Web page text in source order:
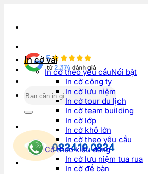
Tìm
kiếm:
0834.19.0834
In cờ vải
In cờ theo yêu cầu
In cờ công ty
In cờ lưu niệm
In cờ tour du lịch
In cờ team building
In cờ lớp
In cờ khổ lớn
In cờ theo yêu cầu
Cờ theo kiểu dáng
In cờ lưu niệm tua rua
In cờ để bàn